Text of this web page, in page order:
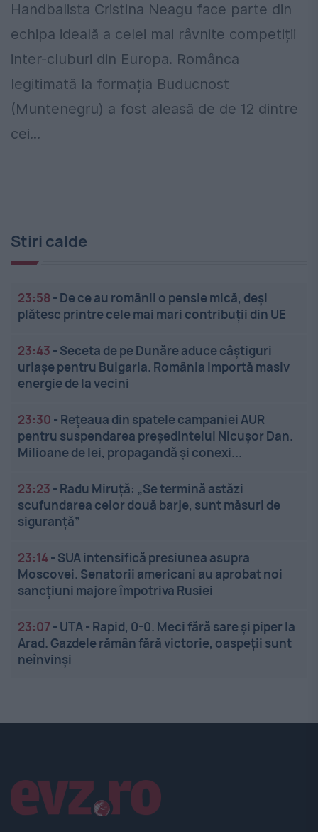
Handbalista Cristina Neagu face parte din
echipa ideală a celei mai râvnite competiții
inter-cluburi din Europa. Românca
legitimată la formația Buducnost
(Muntenegru) a fost aleasă de de 12 dintre
cei...
Stiri calde
23:58 - De ce au românii o pensie mică, deși
plătesc printre cele mai mari contribuții din UE
23:43 - Seceta de pe Dunăre aduce câștiguri
uriașe pentru Bulgaria. România importă masiv
energie de la vecini
23:30 - Rețeaua din spatele campaniei AUR
pentru suspendarea președintelui Nicușor Dan.
Milioane de lei, propagandă și conexi...
23:23 - Radu Miruță: „Se termină astăzi
scufundarea celor două barje, sunt măsuri de
siguranţă”
23:14- SUA intensifică presiunea asupra
Moscovei. Senatorii americani au aprobat noi
sancțiuni majore împotriva Rusiei
23:07 - UTA - Rapid, 0-0. Meci fără sare și piper la
Arad. Gazdele rămân fără victorie, oaspeții sunt
neînvinși
Linkuri utile